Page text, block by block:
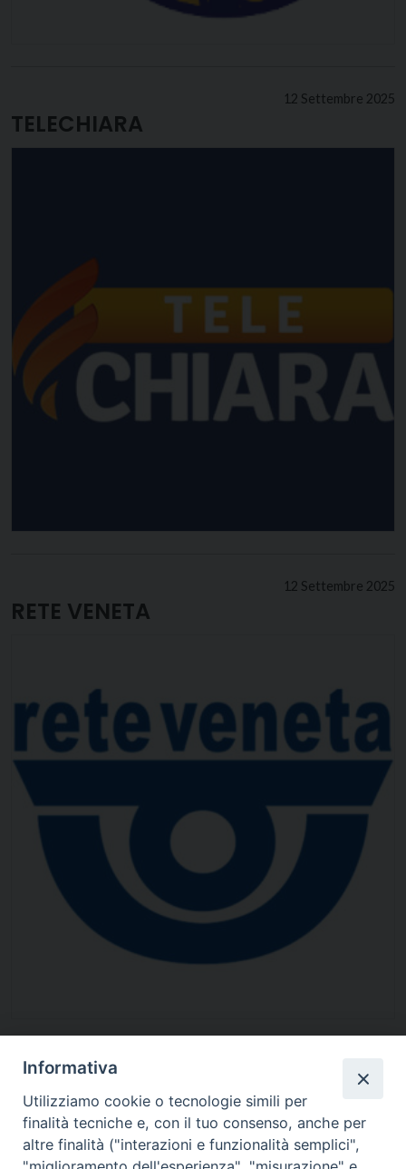
12 Settembre 2025
TELECHIARA
12 Settembre 2025
RETE VENETA
Informativa
Utilizziamo cookie o tecnologie simili per
finalità tecniche e, con il tuo consenso, anche per
altre finalità ("interazioni e funzionalità semplici",